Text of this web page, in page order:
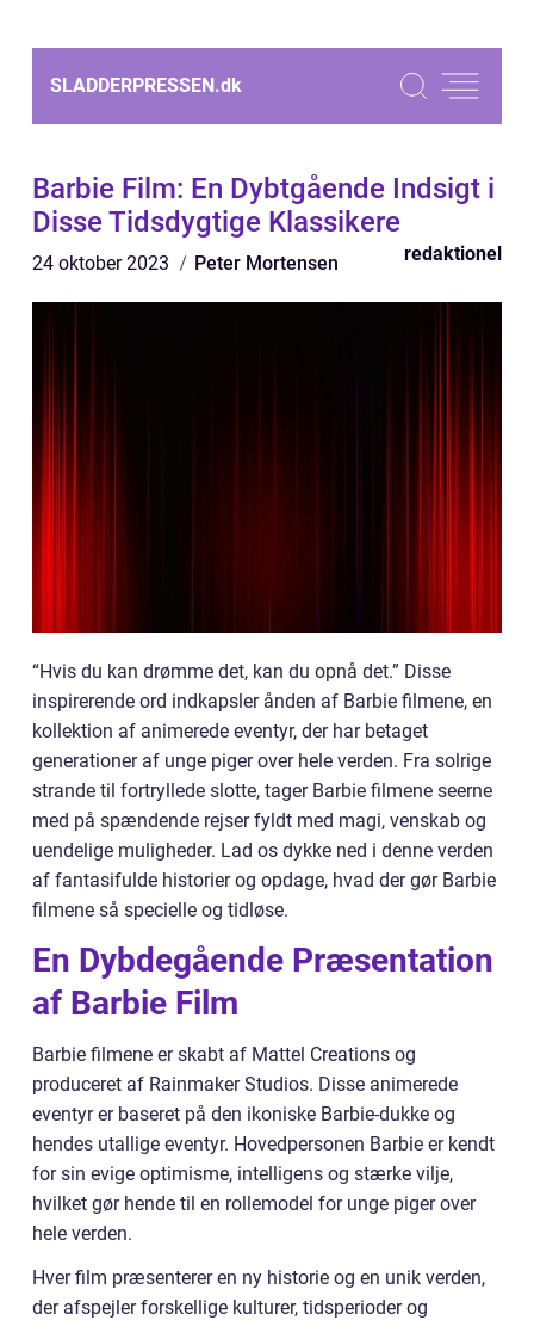
SLADDERPRESSEN.dk
Barbie Film: En Dybtgående Indsigt i
Disse Tidsdygtige Klassikere
24 oktober 2023 Peter Mortensen redaktionel
“Hvis du kan drømme det, kan du opnå det.” Disse
inspirerende ord indkapsler ånden af Barbie filmene, en
kollektion af animerede eventyr, der har betaget
generationer af unge piger over hele verden. Fra solrige
strande til fortryllede slotte, tager Barbie filmene seerne
med på spændende rejser fyldt med magi, venskab og
uendelige muligheder. Lad os dykke ned i denne verden
af fantasifulde historier og opdage, hvad der gør Barbie
filmene så specielle og tidløse.
En Dybdegående Præsentation
af Barbie Film
Barbie filmene er skabt af Mattel Creations og
produceret af Rainmaker Studios. Disse animerede
eventyr er baseret på den ikoniske Barbie-dukke og
hendes utallige eventyr. Hovedpersonen Barbie er kendt
for sin evige optimisme, intelligens og stærke vilje,
hvilket gør hende til en rollemodel for unge piger over
hele verden.
Hver film præsenterer en ny historie og en unik verden,
der afspejler forskellige kulturer, tidsperioder og